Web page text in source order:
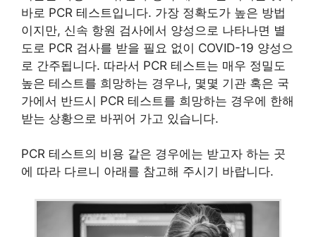
바로 PCR 테스트입니다. 가장 정확도가 높은 방법
이지만, 신속 항원 검사에서 양성으로 나타나면 별
도로 PCR 검사를 받을 필요 없이 COVID-19 양성으
로 간주됩니다. 따라서 PCR 테스트는 매우 정밀도
높은 테스트를 희망하는 경우나, 몇몇 기관 혹은 국
가에서 반드시 PCR 테스트를 희망하는 경우에 한해
받는 상황으로 바뀌어 가고 있습니다.
PCR 테스트의 비용 같은 경우에는 받고자 하는 곳
에 따라 다르니 아래를 참고해 주시기 바랍니다.